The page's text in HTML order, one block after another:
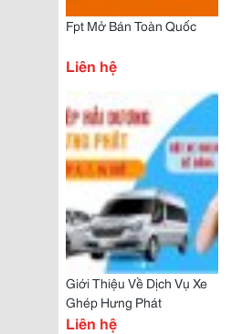
Fpt Mở Bán Toàn Quốc
Liên hệ
Giới Thiệu Về Dịch Vụ Xe
Ghép Hưng Phát
Liên hệ